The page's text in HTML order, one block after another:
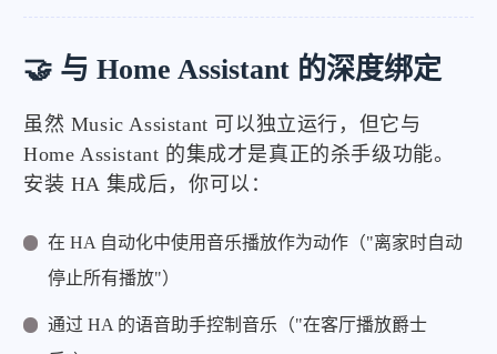
🤝 与 Home Assistant 的深度绑定
虽然 Music Assistant 可以独立运行，但它与
Home Assistant 的集成才是真正的杀手级功能。
安装 HA 集成后，你可以：
在 HA 自动化中使用音乐播放作为动作（"离家时自动
停止所有播放"）
通过 HA 的语音助手控制音乐（"在客厅播放爵士